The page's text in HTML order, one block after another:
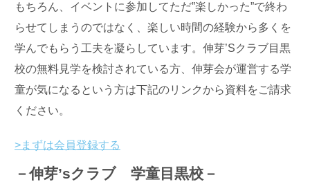
もちろん、イベントに参加してただ”楽しかった”で終わ
らせてしまうのではなく、楽しい時間の経験から多くを
学んでもらう工夫を凝らしています。伸芽’Sクラブ目黒
校の無料見学を検討されている方、伸芽会が運営する学
童が気になるという方は下記のリンクから資料をご請求
ください。
>まずは会員登録する
－伸芽’sクラブ 学童目黒校－